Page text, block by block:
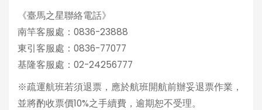
《臺馬之星聯絡電話》
南竿客服處：0836-23888
東引客服處：0836-77077
基隆客服處：02-24256777
※疏運航班若須退票，應於航班開航前辦妥退票作業，
並將酌收票價10%之手續費，逾期恕不受理。